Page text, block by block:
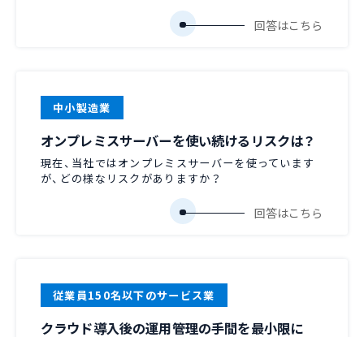
中小製造業
オンプレミスサーバーを使い続けるリスクは？
現在、当社ではオンプレミスサーバーを使っています
が、どの様なリスクがありますか？
従業員150名以下のサービス業
クラウド導入後の運用管理の手間を最小限に